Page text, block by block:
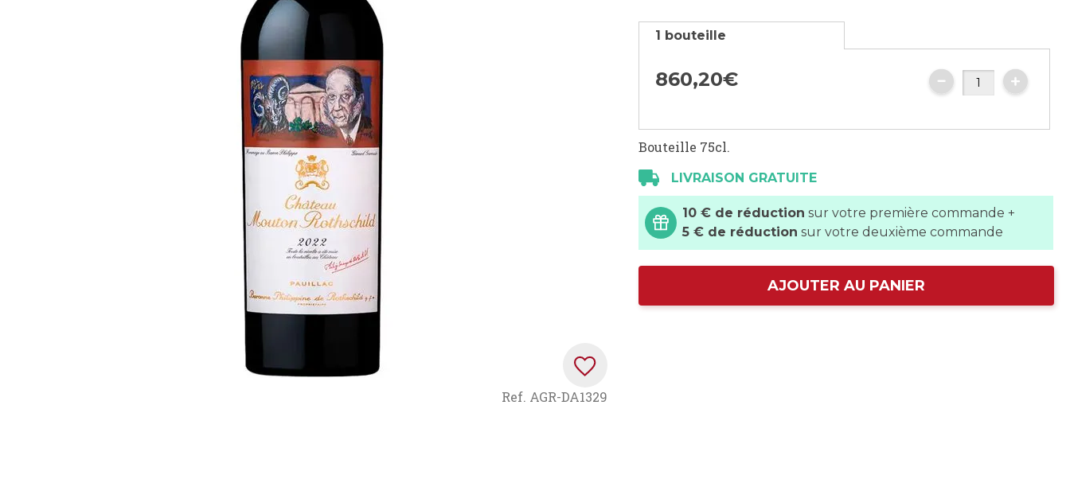
Ref. AGR-DA1329
1 bouteille
860,20€
Bouteille 75cl.
LIVRAISON GRATUITE
10 € de réduction sur votre première commande +
5 € de réduction sur votre deuxième commande
AJOUTER AU PANIER